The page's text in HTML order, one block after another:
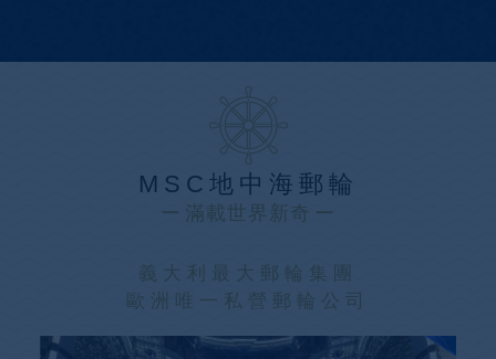
MSC地中海郵輪
滿載世界新奇
義大利最大郵輪集團
歐洲唯一私營郵輪公司